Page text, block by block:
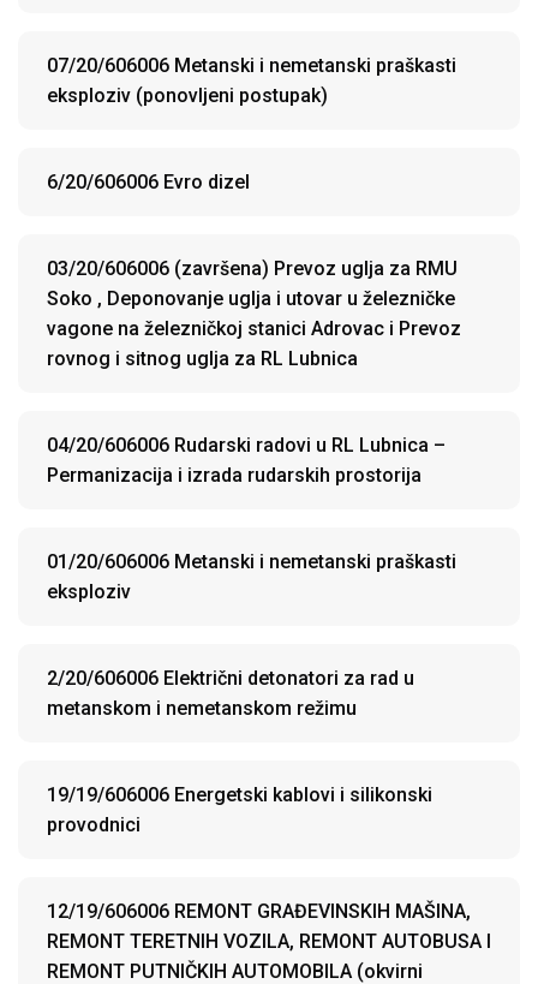
07/20/606006 Metanski i nemetanski praškasti
eksploziv (ponovljeni postupak)
6/20/606006 Evro dizel
03/20/606006 (završena) Prevoz uglja za RMU
Soko , Deponovanje uglja i utovar u železničke
vagone na železničkoj stanici Adrovac i Prevoz
rovnog i sitnog uglja za RL Lubnica
04/20/606006 Rudarski radovi u RL Lubnica –
Permanizacija i izrada rudarskih prostorija
01/20/606006 Metanski i nemetanski praškasti
eksploziv
2/20/606006 Električni detonatori za rad u
metanskom i nemetanskom režimu
19/19/606006 Energetski kablovi i silikonski
provodnici
12/19/606006 REMONT GRAĐEVINSKIH MAŠINA,
REMONT TERETNIH VOZILA, REMONT AUTOBUSA I
REMONT PUTNIČKIH AUTOMOBILA (okvirni